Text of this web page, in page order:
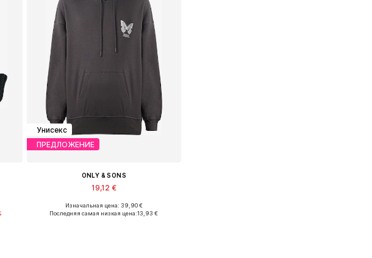
Унисекс
ПРЕДЛОЖЕНИЕ
ONLY & SONS
19,12 €
Доступные размеры: XXL
Изначальная цена: 39,90 €
Последняя самая низкая цена:13,93 €